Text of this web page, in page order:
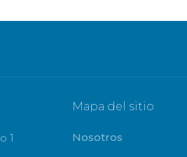
1
Mapa del sitio
Nosotros